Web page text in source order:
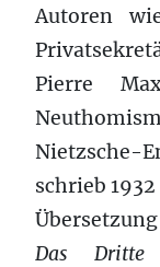
Autoren
Pierre
Nietzsche-
schrieb
Das Dritte